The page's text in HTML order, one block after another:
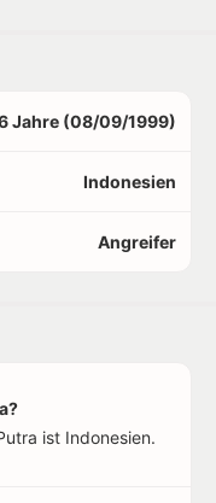
Jahre (08/09/1999)
Indonesien
Angreifer
ist Indonesien.